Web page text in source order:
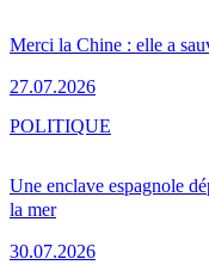
Merci la Chine : elle a
27.07.2026
Une enclave espagnole
la mer
30.07.2026
POLITIQUE